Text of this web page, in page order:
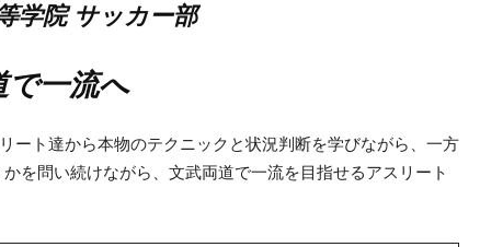
学院 サッカー部
で一流へ
ート達から本物のテクニックと状況判断を学びながら、一方
を問い続けながら、文武両道で一流を目指せるアスリート